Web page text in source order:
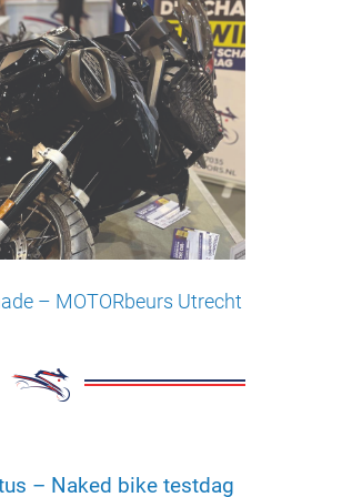
– MOTORbeurs Utrecht
– Naked bike testdag